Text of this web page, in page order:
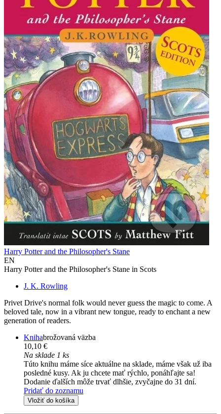
Harry Potter and the Philosopher's Stane
EN
Harry Potter and the Philosopher's Stane in Scots
J. K. Rowling
Privet Drive's normal folk would never guess the magic to come. A
beloved tale, now in a vibrant new tongue, ready to enchant a new
generation of readers.
Knihabrožovaná väzba
10,10 €
Na sklade 1 ks
Túto knihu máme síce aktuálne na sklade, máme však už iba
posledné kusy. Ak ju chcete mať rýchlo, ponáhľajte sa!
Dodanie ďalších môže trvať dlhšie, zvyčajne do 31 dní.
Pridať do zoznamu
Vložiť do košíka